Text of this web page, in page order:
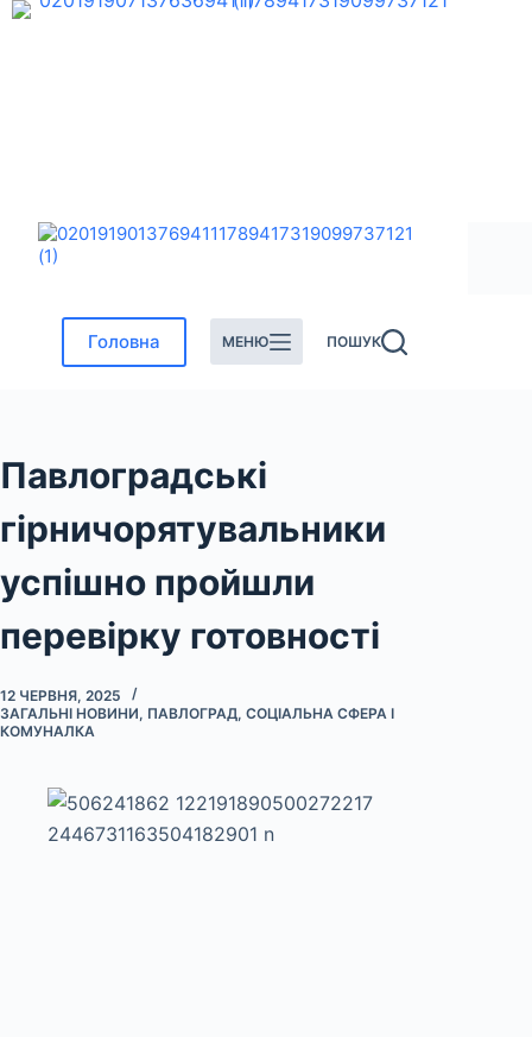
Перейти
Головна МЕНЮ ПОШУК
Павлоградські
гірничорятувальники
успішно пройшли
перевірку готовності
12 ЧЕРВНЯ, 2025
ЗАГАЛЬНІ НОВИНИ, ПАВЛОГРАД, СОЦІАЛЬНА СФЕРА І
КОМУНАЛКА